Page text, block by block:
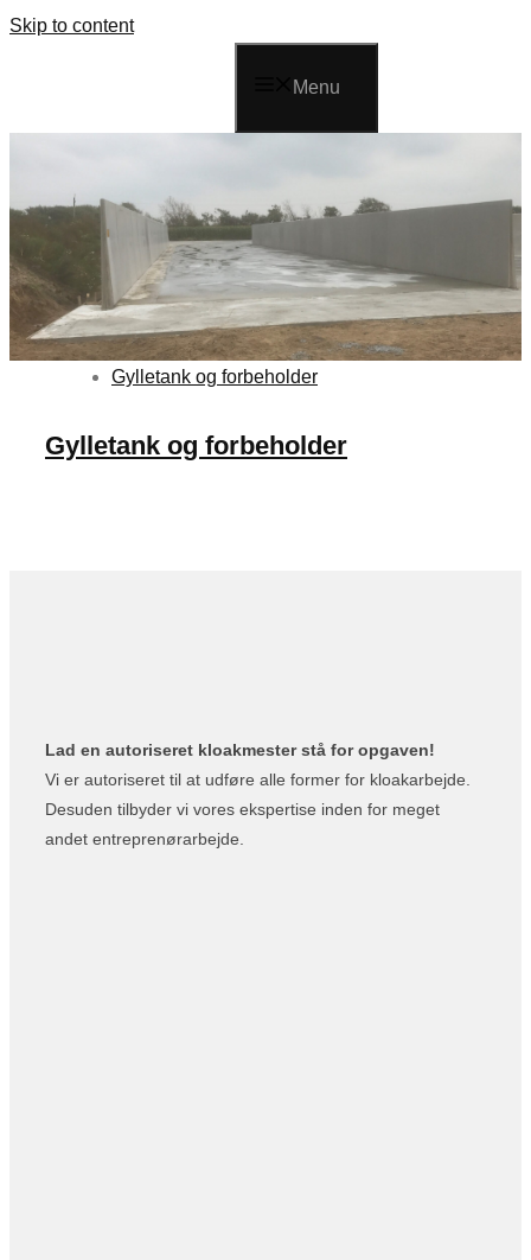
Skip to content
Menu
Gylletank og forbeholder
Gylletank og forbeholder
Lad en autoriseret kloakmester stå for opgaven!
Vi er autoriseret til at udføre alle former for kloakarbejde.
Desuden tilbyder vi vores ekspertise inden for meget
andet entreprenørarbejde.